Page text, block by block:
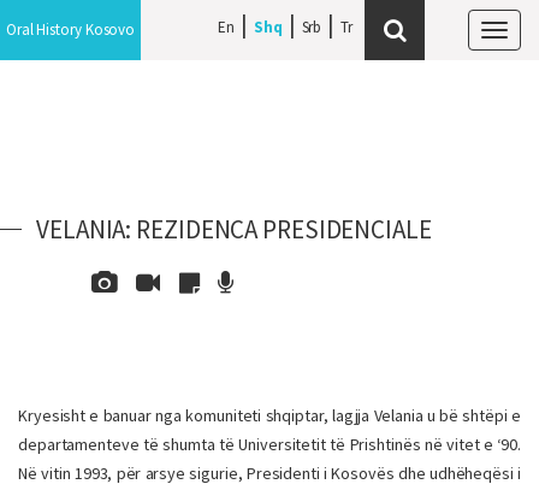
En Shq Srb
Oral History Kosovo
VELANIA: REZIDENCA PRESIDENCIALE
Kryesisht e banuar nga komuniteti shqiptar, lagjja Velania u bë shtëpi e
departamenteve të shumta të Universitetit të Prishtinës në vitet e ‘90.
Në vitin 1993, për arsye sigurie, Presidenti i Kosovës dhe udhëheqësi i